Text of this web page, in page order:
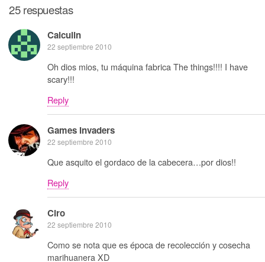
25 respuestas
Calculin
22 septiembre 2010
Oh dios mios, tu máquina fabrica The things!!!! I have
scary!!!
Reply
Games Invaders
22 septiembre 2010
Que asquito el gordaco de la cabecera…por dios!!
Reply
Ciro
22 septiembre 2010
Como se nota que es época de recolección y cosecha
marihuanera XD